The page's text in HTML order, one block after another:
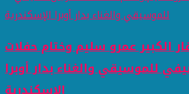
الكبير عمرو سليم وختام حفلات
للموسيقي والغناء بدار أوبرا